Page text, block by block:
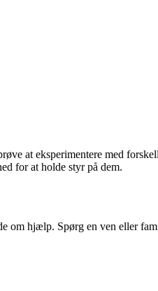
at eksperimentere med
for at holde styr på dem.
hjælp. Spørg en ven eller